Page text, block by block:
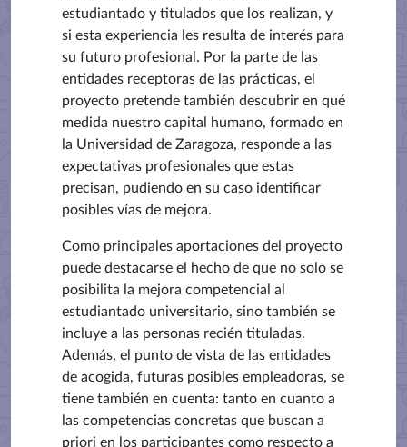
estudiantado y titulados que los realizan, y
si esta experiencia les resulta de interés para
su futuro profesional. Por la parte de las
entidades receptoras de las prácticas, el
proyecto pretende también descubrir en qué
medida nuestro capital humano, formado en
la Universidad de Zaragoza, responde a las
expectativas profesionales que estas
precisan, pudiendo en su caso identificar
posibles vías de mejora.
Como principales aportaciones del proyecto
puede destacarse el hecho de que no solo se
posibilita la mejora competencial al
estudiantado universitario, sino también se
incluye a las personas recién tituladas.
Además, el punto de vista de las entidades
de acogida, futuras posibles empleadoras, se
tiene también en cuenta: tanto en cuanto a
las competencias concretas que buscan a
priori en los participantes como respecto a